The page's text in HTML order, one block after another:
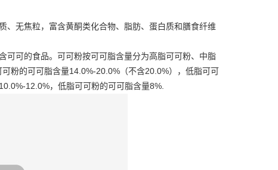
、无焦粒，富含黄酮类化合物、脂肪、蛋白质和膳食纤维
可可的食品。 可可粉按可可脂含量分为高脂可可粉、中脂
粉的可可脂含量14.0%-20.0%（不含20.0%），低脂可可
12.0%，低脂可可粉的可可脂含量8%.